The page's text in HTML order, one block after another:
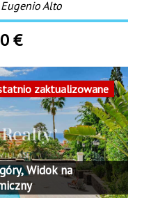
Eugenio Alto
€
Widok na
zaktualizowane